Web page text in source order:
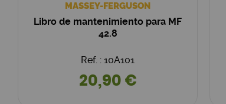
MASSEY-FERGUSON
Libro de mantenimiento para MF
42.8
Ref. : 10A101
20,90 €